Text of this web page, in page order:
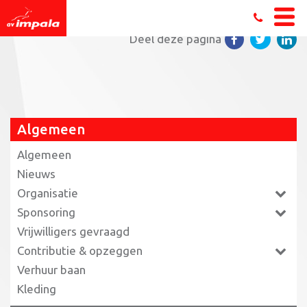
Home»In beeld: het triathlonseizoen
Liset in actie
Deel deze pagina
Algemeen
Algemeen
Nieuws
Organisatie
Sponsoring
Vrijwilligers gevraagd
Contributie & opzeggen
Verhuur baan
Kleding